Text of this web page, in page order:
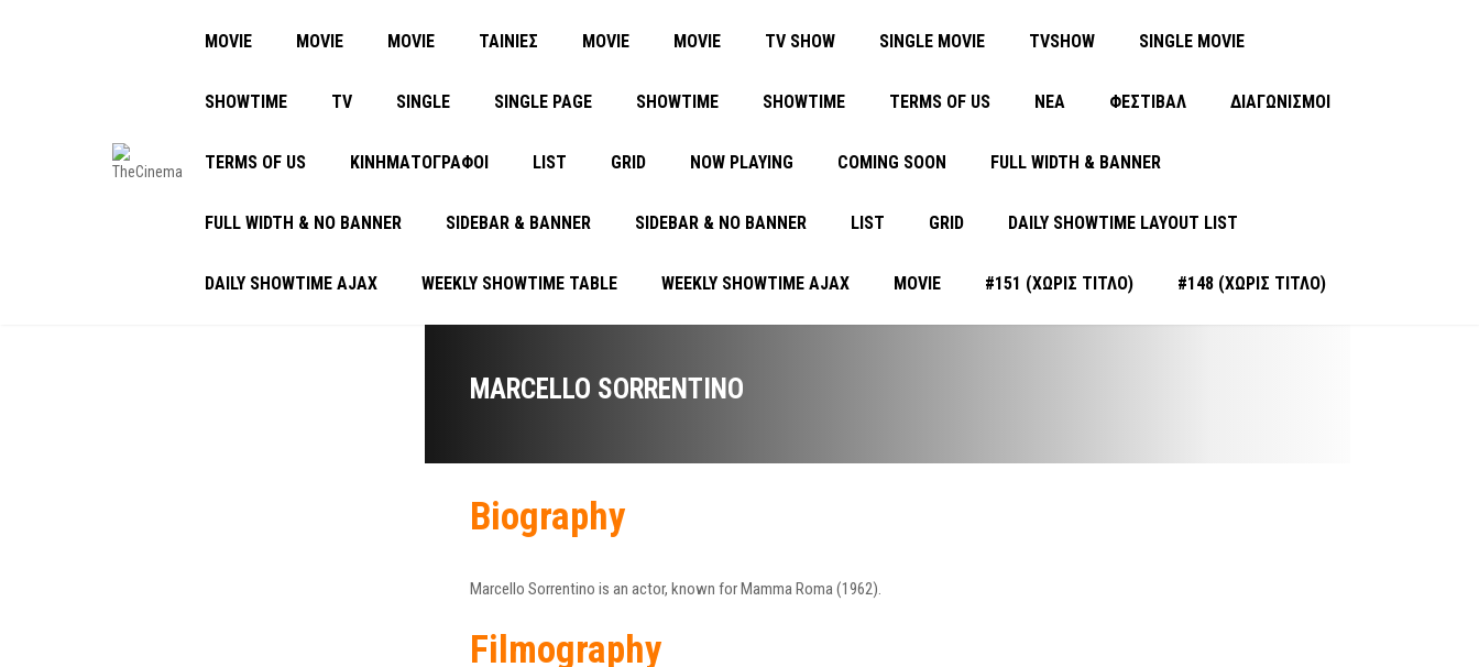
MOVIE MOVIE MOVIE ΤΑΙΝΙΕΣ MOVIE MOVIE TV SHOW SINGLE MOVIE TVSHOW SINGLE MOVIE
SHOWTIME TV SINGLE SINGLE PAGE SHOWTIME SHOWTIME TERMS OF US ΝΈΑ ΦΕΣΤΙΒΑΛ ΔΙΑΓΩΝΙΣΜΟΙ
TERMS OF US ΚΙΝΗΜΑΤΟΓΡΑΦΟΙ LIST GRID NOW PLAYING COMING SOON FULL WIDTH & BANNER
FULL WIDTH & NO BANNER SIDEBAR & BANNER SIDEBAR & NO BANNER LIST GRID DAILY SHOWTIME LAYOUT LIST
DAILY SHOWTIME AJAX WEEKLY SHOWTIME TABLE WEEKLY SHOWTIME AJAX MOVIE #151 (ΧΩΡΊΣ ΤΊΤΛΟ) #148 (ΧΩΡΊΣ ΤΊΤΛΟ)
MARCELLO SORRENTINO
Biography
Marcello Sorrentino is an actor, known for Mamma Roma (1962).
Filmography